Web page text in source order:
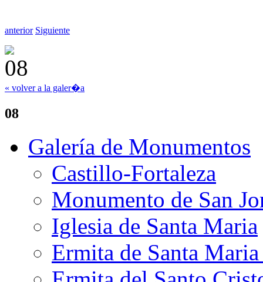
anterior Siguiente
« volver a la galer�a
08
Galería de Monumentos
Castillo-Fortaleza
Monumento de San
Iglesia de Santa Maria
Ermita de Santa